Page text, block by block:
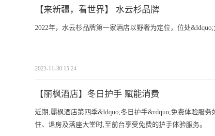
【来新疆，看世界】 水云杉品牌
2022年，水云杉品牌第一家酒店以野奢为定位，位处
2023-11-30 15:24
【丽枫酒店】冬日护手 赋能消费
近期,麗枫酒店第四季&ldquo;冬日护手&rdquo;免费体验服
住、退房及落座大堂时,至前台享受免费的护手体验服务。